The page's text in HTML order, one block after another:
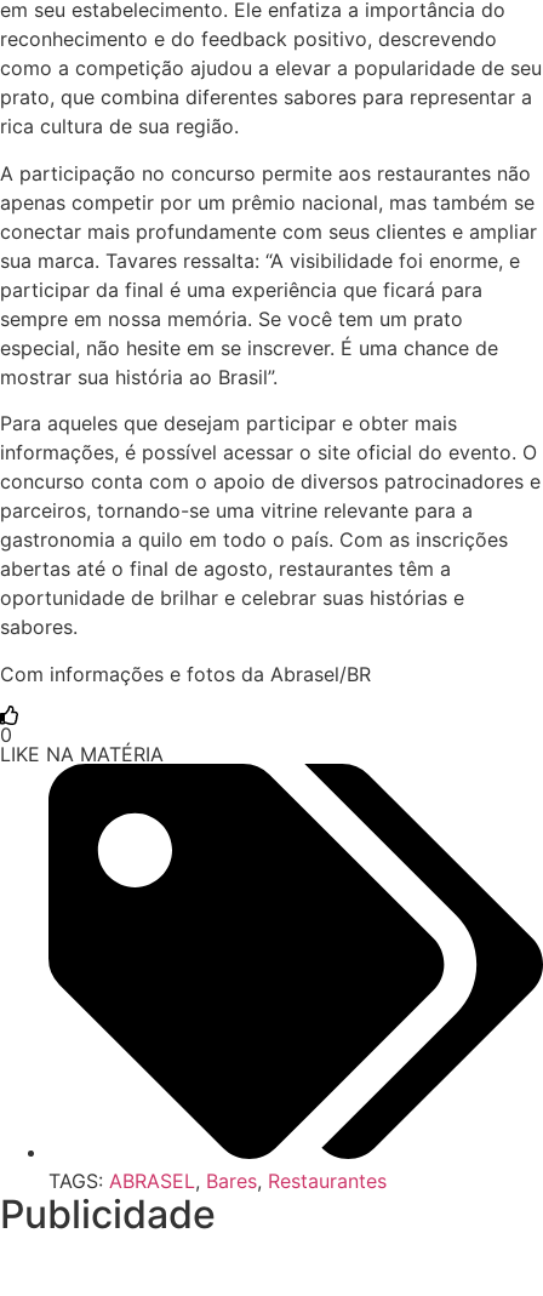
em seu estabelecimento. Ele enfatiza a importância do
reconhecimento e do feedback positivo, descrevendo
como a competição ajudou a elevar a popularidade de seu
prato, que combina diferentes sabores para representar a
rica cultura de sua região.
A participação no concurso permite aos restaurantes não
apenas competir por um prêmio nacional, mas também se
conectar mais profundamente com seus clientes e ampliar
sua marca. Tavares ressalta: “A visibilidade foi enorme, e
participar da final é uma experiência que ficará para
sempre em nossa memória. Se você tem um prato
especial, não hesite em se inscrever. É uma chance de
mostrar sua história ao Brasil”.
Para aqueles que desejam participar e obter mais
informações, é possível acessar o site oficial do evento. O
concurso conta com o apoio de diversos patrocinadores e
parceiros, tornando-se uma vitrine relevante para a
gastronomia a quilo em todo o país. Com as inscrições
abertas até o final de agosto, restaurantes têm a
oportunidade de brilhar e celebrar suas histórias e
sabores.
Com informações e fotos da Abrasel/BR
0
LIKE NA MATÉRIA
TAGS: ABRASEL, Bares, Restaurantes
Publicidade